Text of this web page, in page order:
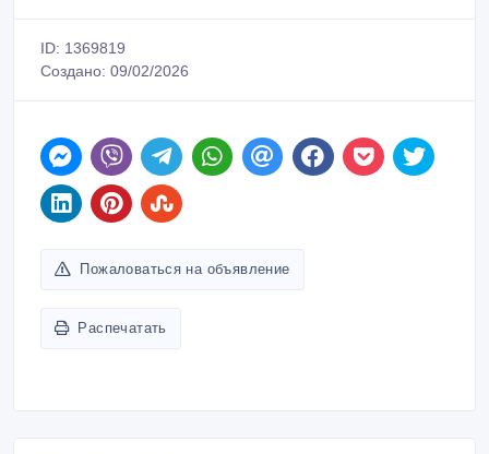
ID: 1369819
Создано: 09/02/2026
Пожаловаться на объявление
Распечатать